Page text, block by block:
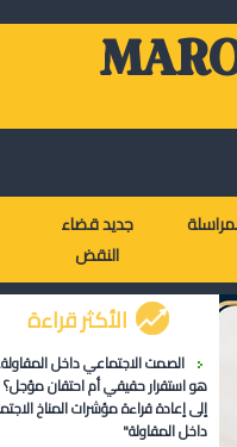
جديد قضاء
النقض
الأكثر قراءة
الصمت الاجتماعي داخل
هو استقرار حقيقي أم احتقان
إلى إعادة قراءة مؤشرات المناخ
داخل المقاولة"